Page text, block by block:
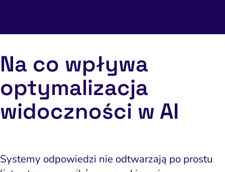
Na co wpływa
optymalizacja
widoczności w AI
Systemy odpowiedzi nie odtwarzają po prostu